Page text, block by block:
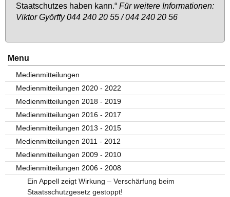
Staatschut­zes ha­ben kann.“Für wei­te­re In­for­ma­tio­nen:
Vik­tor Györf­fy 044 240 20 55 / 044 240 20 56
Menu
Medienmitteilungen
Medienmitteilungen 2020 - 2022
Medienmitteilungen 2018 - 2019
Medienmitteilungen 2016 - 2017
Medienmitteilungen 2013 - 2015
Medienmitteilungen 2011 - 2012
Medienmitteilungen 2009 - 2010
Medienmitteilungen 2006 - 2008
Ein Appell zeigt Wirkung – Verschärfung beim
Staatsschutzgesetz gestoppt!